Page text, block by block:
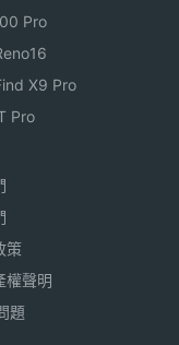
9 月在
參考，手
轉載使用※
Pro
X9 Pro
Pro
策
權聲明
題